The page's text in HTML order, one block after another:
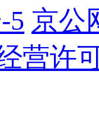
5 京公
营许